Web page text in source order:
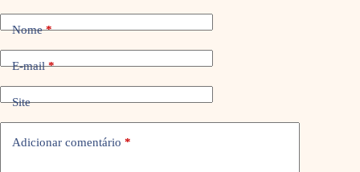
Nome*
E-mail*
Site
Adicionar comentário *